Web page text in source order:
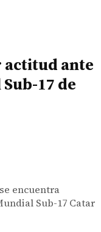
actitud ante
17 de
encuentra
Sub-17 Catar